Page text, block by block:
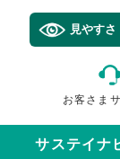
見やす
お客さま
サステイナ